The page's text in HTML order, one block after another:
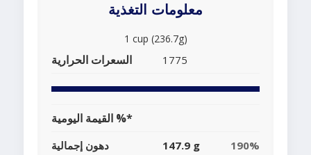
معلومات التغذية
1 cup (236.7g)
السعرات الحرارية 1775
القيمة اليومية %*
دهون إجمالية 147.9 g
190%